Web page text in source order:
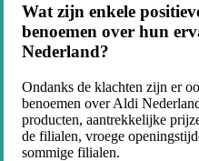
Wat zijn enkele
benoemen over hun
Nederland?
Ondanks de klachten zijn er
benoemen over Aldi
producten, aantrekkelijke
de filialen, vroege
sommige filialen.